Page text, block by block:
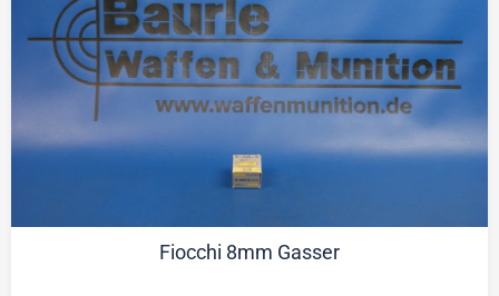
Fiocchi 8mm Gasser